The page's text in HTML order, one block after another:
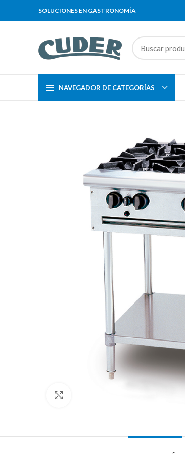
SOLUCIONES EN GASTRONOMÍA
NAVEGADOR DE CATEGORÍAS